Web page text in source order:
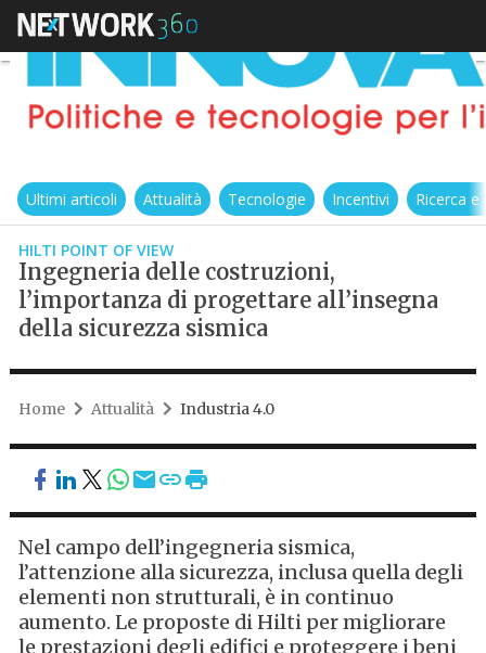
Ultimi articoli Attualità Tecnologie Incentivi Ricerca
HILTI POINT OF VIEW
Ingegneria delle costruzioni,
l’importanza di progettare all’insegna
della sicurezza sismica
Home Attualità Industria 4.0
Nel campo dell’ingegneria sismica,
l’attenzione alla sicurezza, inclusa quella degli
elementi non strutturali, è in continuo
aumento. Le proposte di Hilti per migliorare
le prestazioni degli edifici e proteggere i beni